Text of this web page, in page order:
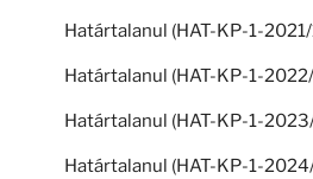
Határtalanul (HAT-KP-1-
Határtalanul (HAT-KP-1-
Határtalanul (HAT-KP-1-
Határtalanul (HAT-KP-1-